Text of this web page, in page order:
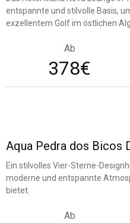
entspannte und stilvolle Basis,
exzellentem Golf im östlichen
Ab
378€
Aqua Pedra dos Bicos
Ein stilvolles Vier-Sterne-
moderne und entspannte
bietet.
Ab